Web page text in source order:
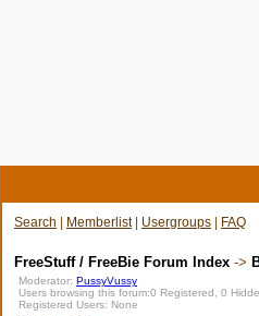
Search Memberlist| Usergroups FAQ
FreeStuff / FreeBie Forum Index ->
Moderator: PussyVussy
Users browsing this forum:0 Registered, 0
Registered Users: None